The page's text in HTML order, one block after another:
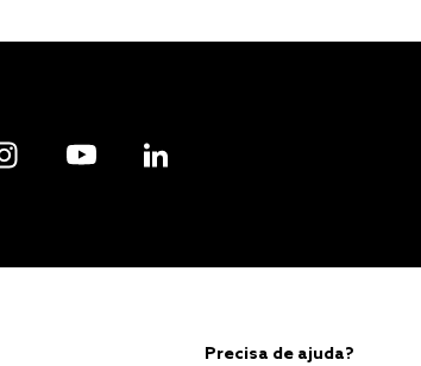
Precisa de ajuda?